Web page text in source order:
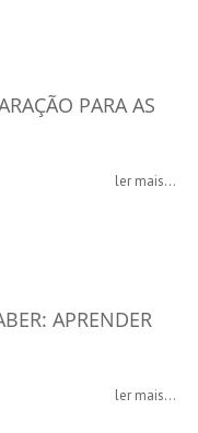
PARA AS
ler mais...
APRENDER
ler mais...